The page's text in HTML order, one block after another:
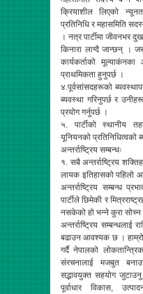
क्रियाशील लिएको
प्रतिनिधि र महासमिति
। नत्र पार्टीमा जीवनभर
किनारा लाग्दै जान्छन् ।
कार्यकर्ताको
प्राथमिकता हुनुपर्छ ।
४.पूर्वसांसदहरूको
ब्यवस्था गरिनुपर्छ र
प्रयोग गर्नुपर्छ ।
५. पार्टीको स्थानीय
यूनियनको प्रतिनिधित्वको
अन्तर्राष्ट्रिय सम्बन्धः
१. सबै अन्तर्राष्ट्रिय
लायक इतिहासको पहिलो
अन्तर्राष्ट्रिय सम्बन्ध
पार्टीले छिमेकी र
नसकेको हो भन्ने कुरा
अन्तर्राष्ट्रिय सम्बन्धलाई
बढाउन आवश्यक छ । हाम्रो
गर्दै नेपालको
संरचनालाई मजबुत
सद्भावयुक्त सहयोग जुटाउनु
पूर्वाधार विकास,